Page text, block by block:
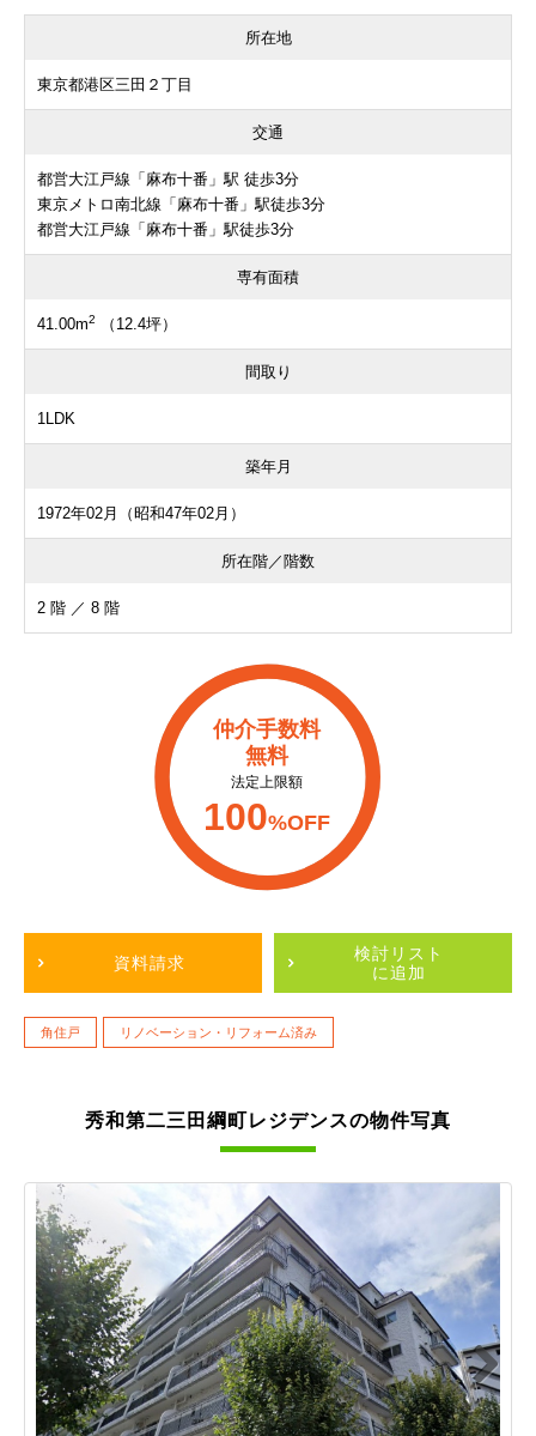
所在地
東京都港区三田２丁目
交通
都営大江戸線「麻布十番」駅 徒歩3分
東京メトロ南北線「麻布十番」駅徒歩3分
都営大江戸線「麻布十番」駅徒歩3分
専有面積
41.00m2 （12.4坪）
間取り
1LDK
築年月
1972年02月（昭和47年02月）
所在階／階数
2 階 ／ 8 階
仲介手数料
無料
法定上限額
100%OFF
資料請求
検討リスト
に追加
角住戸 リノベーション・リフォーム済み
秀和第二三田綱町レジデンスの物件写真
Next